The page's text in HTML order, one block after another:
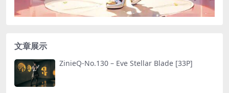
文章展示
ZinieQ-No.130 – Eve Stellar Blade [33P]